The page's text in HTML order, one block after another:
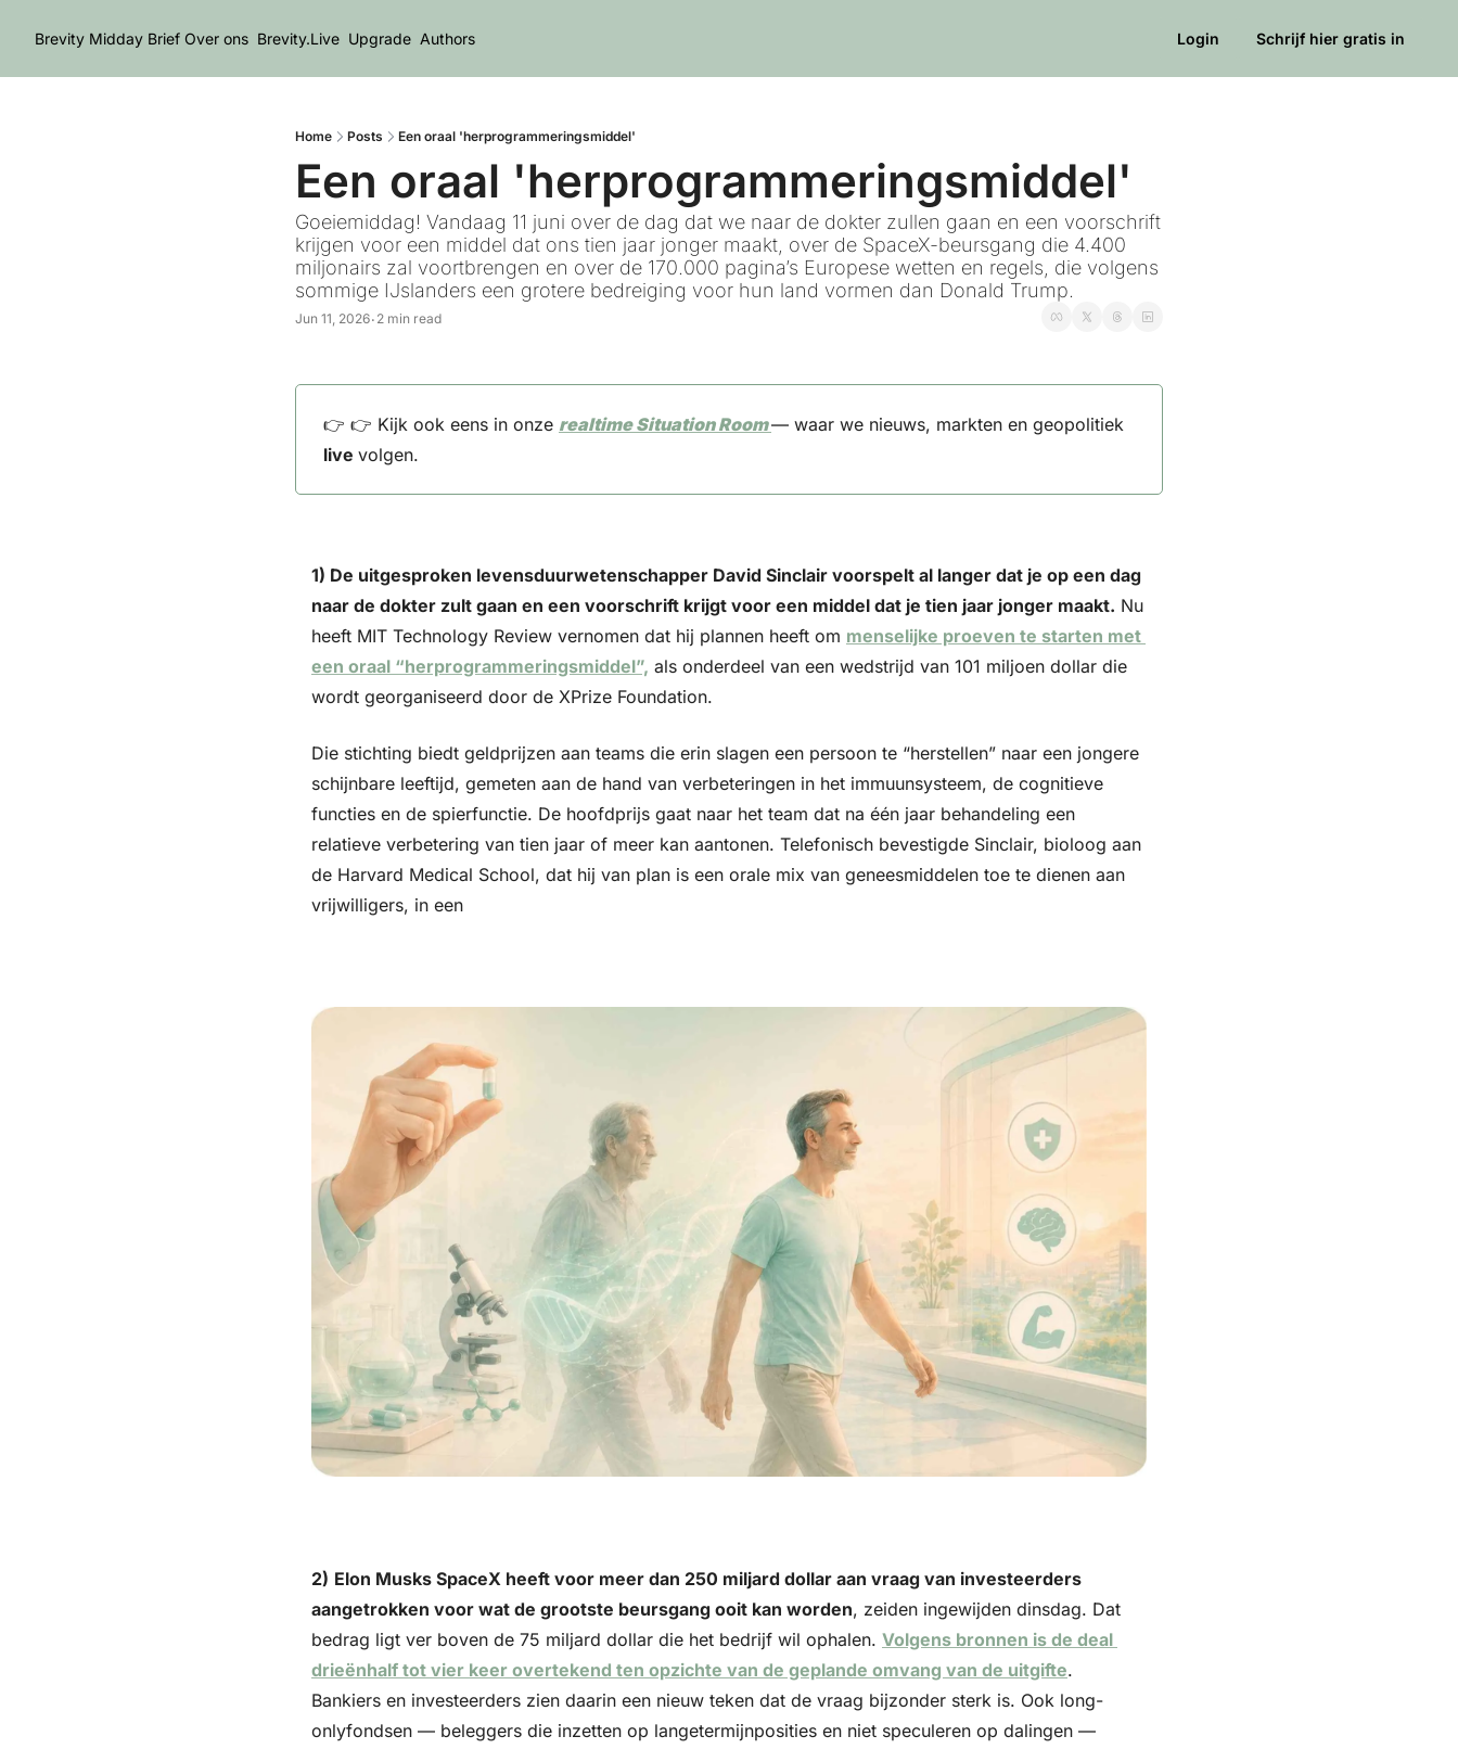
Brevity Midday Brief Over ons Brevity.Live Upgrade Authors Login Schrijf hier gratis in
Home Posts Een oraal 'herprogrammeringsmiddel'
Een oraal 'herprogrammeringsmiddel'
Goeiemiddag! Vandaag 11 juni over de dag dat we naar de dokter zullen gaan en een voorschrift
krijgen voor een middel dat ons tien jaar jonger maakt, over de SpaceX-beursgang die 4.400
miljonairs zal voortbrengen en over de 170.000 pagina’s Europese wetten en regels, die volgens
sommige IJslanders een grotere bedreiging voor hun land vormen dan Donald Trump.
Jun 11, 2026• 2 min read
👉 👉 Kijk ook eens in onze realtime Situation Room — waar we nieuws, markten en geopolitiek
live volgen.
1) De uitgesproken levensduurwetenschapper David Sinclair voorspelt al langer dat je op een dag
naar de dokter zult gaan en een voorschrift krijgt voor een middel dat je tien jaar jonger maakt. Nu
heeft MIT Technology Review vernomen dat hij plannen heeft om menselijke proeven te starten met
een oraal “herprogrammeringsmiddel”, als onderdeel van een wedstrijd van 101 miljoen dollar die
wordt georganiseerd door de XPrize Foundation.
Die stichting biedt geldprijzen aan teams die erin slagen een persoon te “herstellen” naar een jongere
schijnbare leeftijd, gemeten aan de hand van verbeteringen in het immuunsysteem, de cognitieve
functies en de spierfunctie. De hoofdprijs gaat naar het team dat na één jaar behandeling een
relatieve verbetering van tien jaar of meer kan aantonen. Telefonisch bevestigde Sinclair, bioloog aan
de Harvard Medical School, dat hij van plan is een orale mix van geneesmiddelen toe te dienen aan
vrijwilligers, in een
2) Elon Musks SpaceX heeft voor meer dan 250 miljard dollar aan vraag van investeerders
aangetrokken voor wat de grootste beursgang ooit kan worden, zeiden ingewijden dinsdag. Dat
bedrag ligt ver boven de 75 miljard dollar die het bedrijf wil ophalen. Volgens bronnen is de deal
drieënhalf tot vier keer overtekend ten opzichte van de geplande omvang van de uitgifte.
Bankiers en investeerders zien daarin een nieuw teken dat de vraag bijzonder sterk is. Ook long-
onlyfondsen — beleggers die inzetten op langetermijnposities en niet speculeren op dalingen —